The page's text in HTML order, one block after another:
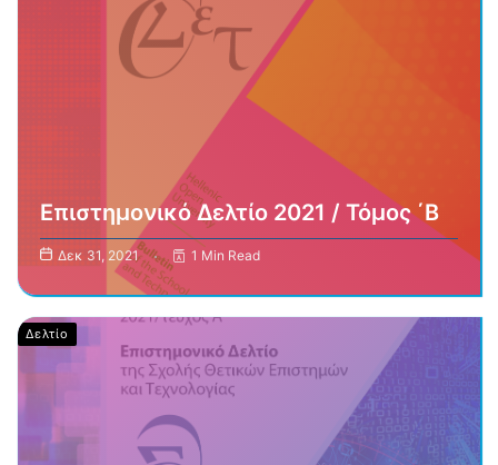
Επιστημονικό Δελτίο 2021 / Τόμος ΄Β
Δεκ 31, 2021 1 Min Read
Δελτίο